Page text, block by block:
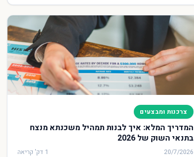
צרכנות ומבצעים
המדריך המלא: איך לבנות תמהיל משכנתא מנצח
בתנאי השוק של 2026
20/7/2026 1 דק' קריאה